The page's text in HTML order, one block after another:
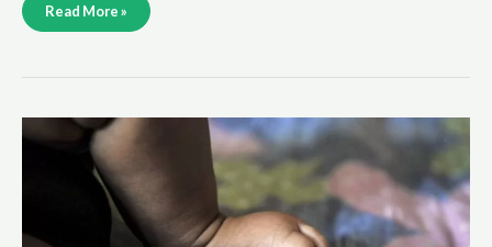
Read More »
Orçamento
de
primeira
2023